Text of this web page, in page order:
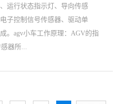
运行状态指示灯、导向传感
子控制信号传感器、驱动单
。agv小车工作原理：AGV的指
器所...